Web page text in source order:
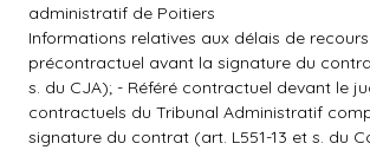
administratif de Poitiers
Informations relatives aux délais de recours
précontractuel avant la signature du
s. du CJA); - Référé contractuel devant le
contractuels du Tribunal Administratif
signature du contrat (art. L551-13 et s. du